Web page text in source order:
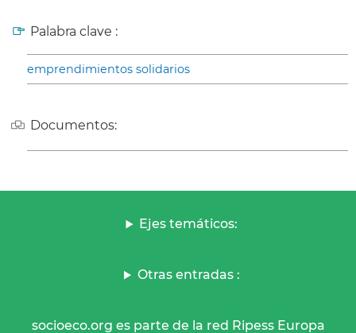
Palabra clave :
emprendimientos solidarios
Documentos:
Ejes temáticos:
Otras entradas :
socioeco.org es parte de la red Ripess Europa